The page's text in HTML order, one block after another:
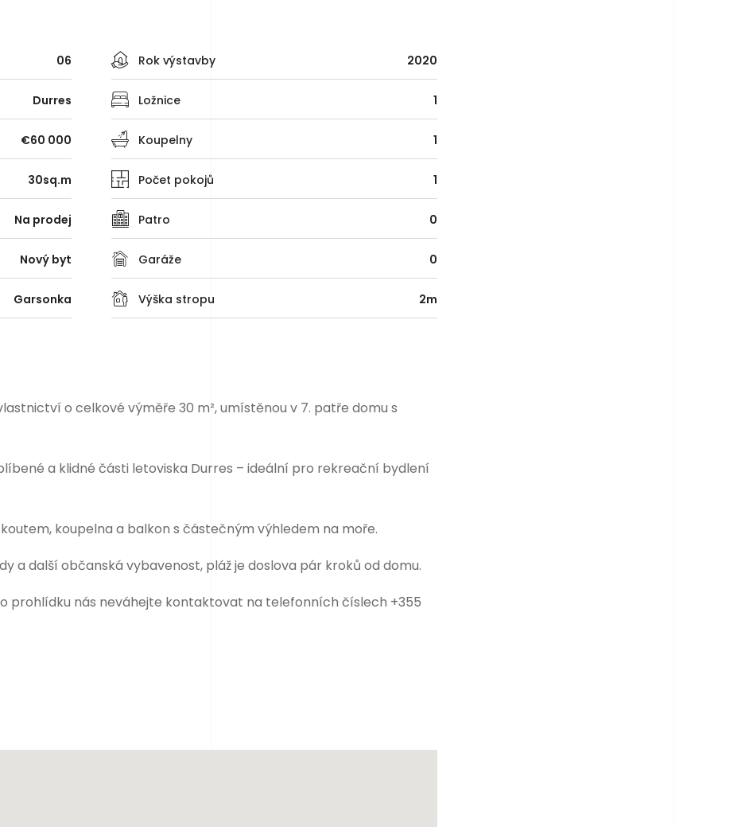
06 Rok výstavby 2020
Durres Ložnice 1
€60 000 Koupelny 1
30sq.m Počet pokojů 1
Na prodej Patro 0
Nový byt Garáže 0
Garsonka Výška stropu 2m
o celkové výměře 30 m², umístěnou v 7. patře domu s
a klidné části letoviska Durres – ideální pro rekreační bydlení
koupelna a balkon s částečným výhledem na moře.
a další občanská vybavenost, pláž je doslova pár kroků od domu.
prohlídku nás neváhejte kontaktovat na telefonních číslech +355